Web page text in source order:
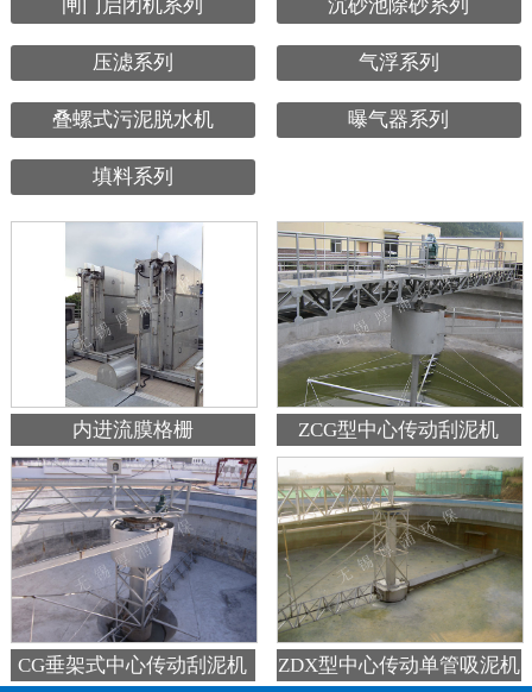
闸门启闭机系列 沉砂池除砂系列
压滤系列 气浮系列
叠螺式污泥脱水机 曝气器系列
填料系列
内进流膜格栅 ZCG型中心传动刮泥机
CG垂架式中心传动刮泥机 ZDX型中心传动单管吸泥机